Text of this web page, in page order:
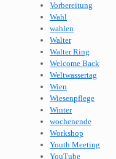
Vorbereitung
Wahl
wahlen
Walter
Walter Ring
Welcome Back
Weltwassertag
Wien
Wiesenpflege
Winter
wochenende
Workshop
Youth Meeting
YouTube